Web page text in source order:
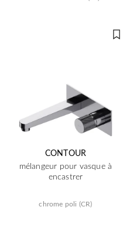
CONTOUR
mélangeur pour vasque à
encastrer
chrome poli (CR)